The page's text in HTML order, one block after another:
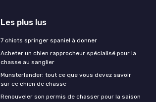
Les plus lus
7 chiots springer spaniel à donner
Acheter un chien rapprocheur spécialisé pour la
chasse au sanglier
Munsterlander: tout ce que vous devez savoir
sur ce chien de chasse
Renouveler son permis de chasser pour la saison